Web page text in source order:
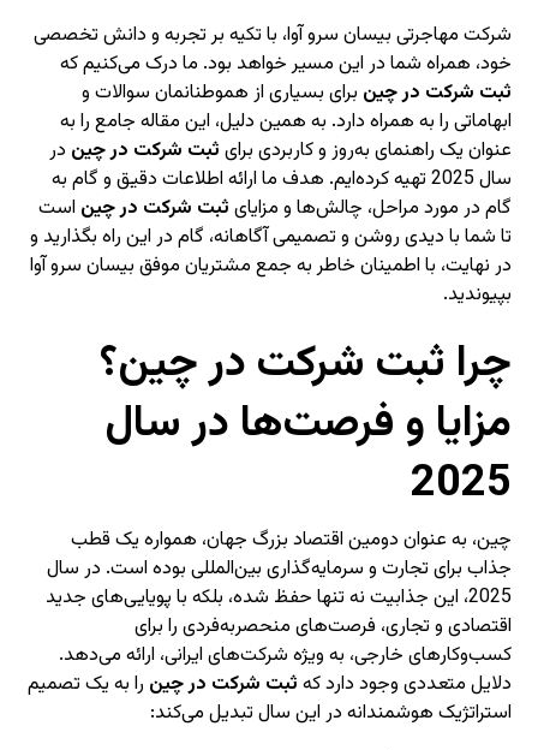
شرکت مهاجرتی بیسان سرو آوا، با تکیه بر تجربه و دانش تخصصی
خود، همراه شما در این مسیر خواهد بود. ما درک می‌کنیم که
ثبت شرکت در چین برای بسیاری از هموطنانمان سوالات و
ابهاماتی را به همراه دارد. به همین دلیل، این مقاله جامع را به
عنوان یک راهنمای به‌روز و کاربردی برای ثبت شرکت در چین در
سال 2025 تهیه کرده‌ایم. هدف ما ارائه اطلاعات دقیق و گام به
گام در مورد مراحل، چالش‌ها و مزایای ثبت شرکت در چین است
تا شما با دیدی روشن و تصمیمی آگاهانه، گام در این راه بگذارید و
در نهایت، با اطمینان خاطر به جمع مشتریان موفق بیسان سرو آوا
بپیوندید.
چرا ثبت شرکت در چین؟
مزایا و فرصت‌ها در سال
2025
چین، به عنوان دومین اقتصاد بزرگ جهان، همواره یک قطب
جذاب برای تجارت و سرمایه‌گذاری بین‌المللی بوده است. در سال
2025، این جذابیت نه تنها حفظ شده، بلکه با پویایی‌های جدید
اقتصادی و تجاری، فرصت‌های منحصربه‌فردی را برای
کسب‌وکارهای خارجی، به ویژه شرکت‌های ایرانی، ارائه می‌دهد.
دلایل متعددی وجود دارد که ثبت شرکت در چین را به یک تصمیم
استراتژیک هوشمندانه در این سال تبدیل می‌کند: